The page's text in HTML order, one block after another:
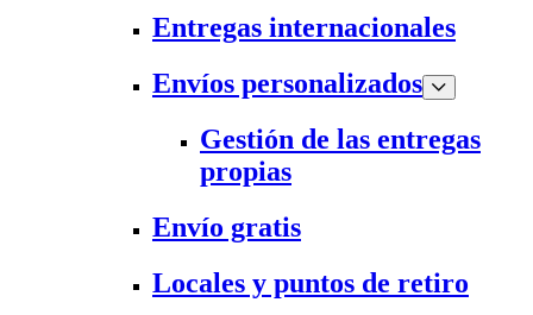
Entregas internacionales
Envíos personalizados
Gestión de las entregas
propias
Envío gratis
Locales y puntos de retiro